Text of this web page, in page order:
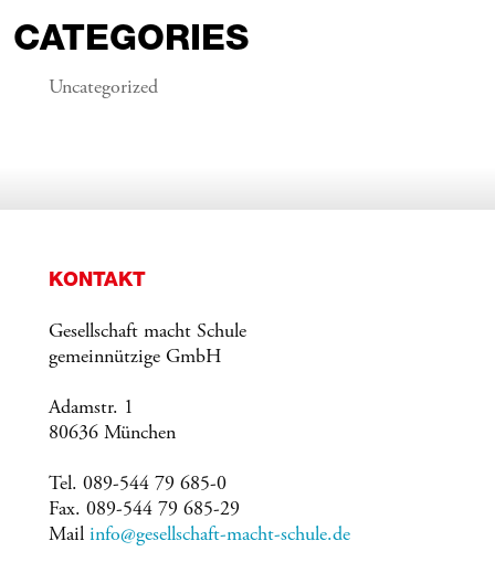
CATEGORIES
Uncategorized
KONTAKT
Gesellschaft macht Schule
gemeinnützige GmbH
Adamstr. 1
80636 München
Tel. 089-544 79 685-0
Fax. 089-544 79 685-29
Mail info@gesellschaft-macht-schule.de